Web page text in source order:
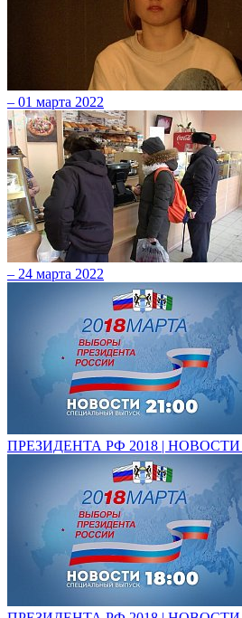
– 01 марта 2022
– 24 марта 2022
ПРЕЗИДЕНТА РФ 2018 | НОВОСТИ